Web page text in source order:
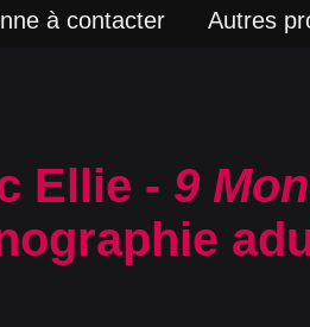
à contacter Autres
Ellie - 9